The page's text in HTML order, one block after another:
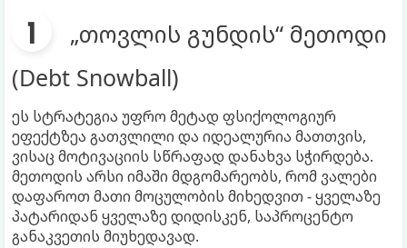
„თოვლის გუნდის“ მეთოდი
(Debt Snowball)
ეს სტრატეგია უფრო მეტად ფსიქოლოგიურ
ეფექტზეა გათვლილი და იდეალურია მათთვის,
ვისაც მოტივაციის სწრაფად დანახვა სჭირდება.
მეთოდის არსი იმაში მდგომარეობს, რომ ვალები
დაფაროთ მათი მოცულობის მიხედვით - ყველაზე
პატარიდან ყველაზე დიდისკენ, საპროცენტო
განაკვეთის მიუხედავად.